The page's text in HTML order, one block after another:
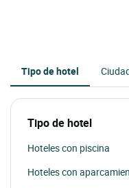
Tipo de hotel
Tipo de hotel
Hoteles con piscina
Hoteles con